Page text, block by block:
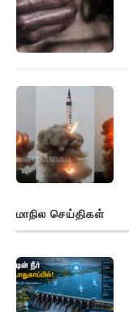
மாநில செய்திகள்